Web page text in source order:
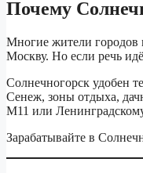
Почему
Многие жители городов
Москву. Но если речь
Солнечногорск удобен
Сенеж, зоны отдыха,
М11 или
Зарабатывайте в